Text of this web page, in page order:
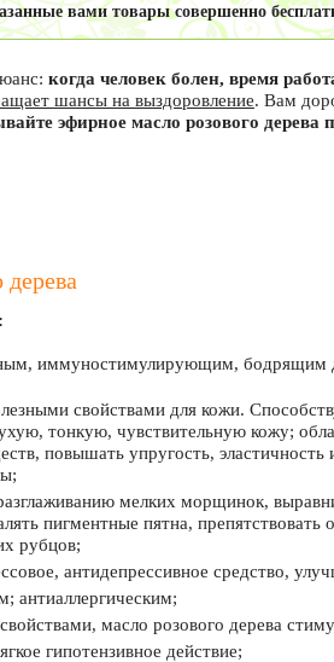
вами товары совершенно
когда человек болен, время
шансы на выздоровление. Вам
эфирное масло розового дерева
иммуностимулирующим, бодрящим
свойствами для кожи.
тонкую, чувствительную кожу;
повышать упругость,
мелких морщинок,
пигментные пятна, препятствовать
рубцов;
антидепрессивное средство,
антиаллергическим;
масло розового дерева
гипотензивное действие;